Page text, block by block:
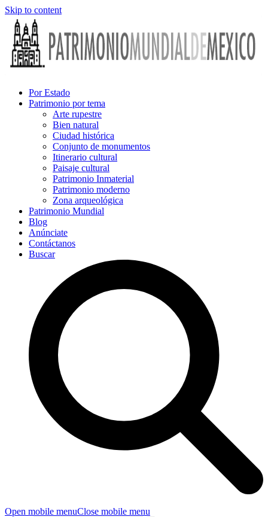
Skip to content
Por Estado
Patrimonio por tema
Arte rupestre
Bien natural
Ciudad histórica
Conjunto de monumentos
Itinerario cultural
Paisaje cultural
Patrimonio Inmaterial
Patrimonio moderno
Zona arqueológica
Patrimonio Mundial
Blog
Anúnciate
Contáctanos
Buscar
Open mobile menuClose mobile menu